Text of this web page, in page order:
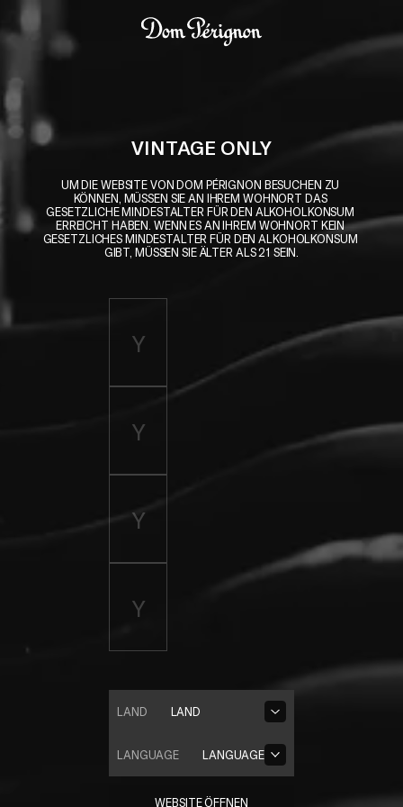
VINTAGE ONLY
UM DIE WEBSITE VON DOM PÉRIGNON BESUCHEN ZU
KÖNNEN, MÜSSEN SIE AN IHREM WOHNORT DAS
GESETZLICHE MINDESTALTER FÜR DEN ALKOHOLKONSUM
ERREICHT HABEN. WENN ES AN IHREM WOHNORT KEIN
GESETZLICHES MINDESTALTER FÜR DEN ALKOHOLKONSUM
GIBT, MÜSSEN SIE ÄLTER ALS 21 SEIN.
LAND
LAND
LANGUAGE
LANGUAGE
WEBSITE ÖFFNEN